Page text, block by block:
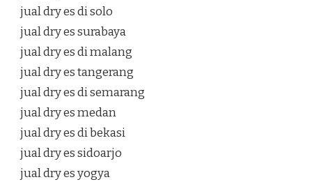
jual dry es di solo
jual dry es surabaya
jual dry es di malang
jual dry es tangerang
jual dry es di semarang
jual dry es medan
jual dry es di bekasi
jual dry es sidoarjo
jual dry es yogya